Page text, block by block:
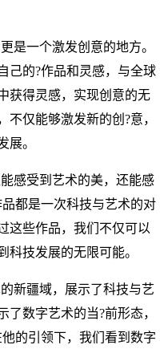
是一个激发创意的地方。
己的?作品和灵感，与全球
获得灵感，实现创意的无
不仅能够激发新的创?意，
展。
感受到艺术的美，还能感
都是一次科技与艺术的对
这些作品，我们不仅可以
科技发展的无限可能。
新疆域，展示了科技与艺
数字艺术的当?前形态，
的引领下，我们看到数字